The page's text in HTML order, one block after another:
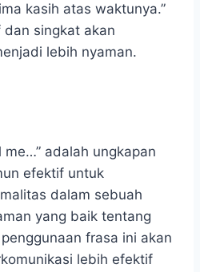
kasih atas waktunya.”
dan singkat akan
lebih nyaman.
me…” adalah ungkapan
efektif untuk
dalam sebuah
yang baik tentang
frasa ini akan
lebih efektif